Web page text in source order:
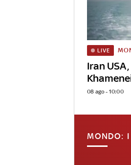
Iran
LIVE
08 ago - 10:00
MONDO: